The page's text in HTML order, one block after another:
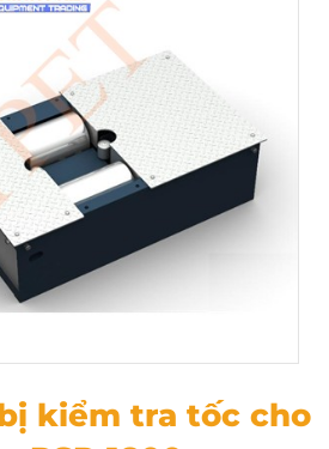
kiểm tra tốc cho